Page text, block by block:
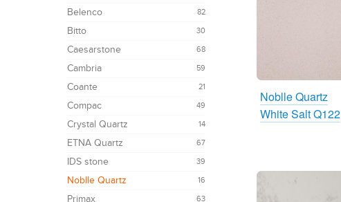
Belenco 82
Bitto 30
Caesarstone 68
Cambria 59
Coante 21
Compac 49
Crystal Quartz 14
ETNA Quartz 67
IDS stone 39
Noblle Quartz 16
Primax 63
Noblle Quartz
White Salt Q122